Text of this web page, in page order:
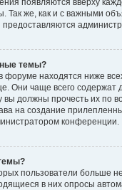
появляются вверху
Так же, как и с важными
темы?
находятся ниже
Они чаще всего содержат
должны прочесть их по
на создание
конференции.
пользователи больше
в них опросы